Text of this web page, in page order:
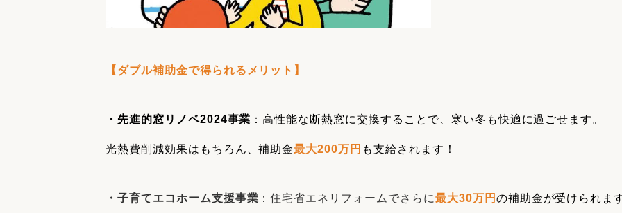
【ダブル補助金で得られるメリット】
・先進的窓リノベ2024事業 ：高性能な断熱窓に交換することで、寒い冬も快適に過ごせます。
光熱費削減効果はもちろん、補助金最大200万円 も支給されます！
・子育てエコホーム支援事業 ：住宅省エネリフォームでさらに最大30万 円 の補助金が受けられま